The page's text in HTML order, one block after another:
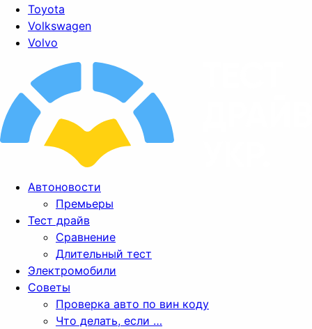
Toyota
Volkswagen
Volvo
Автоновости
Премьеры
Тест драйв
Сравнение
Длительный тест
Электромобили
Советы
Проверка авто по вин коду
Что делать, если …